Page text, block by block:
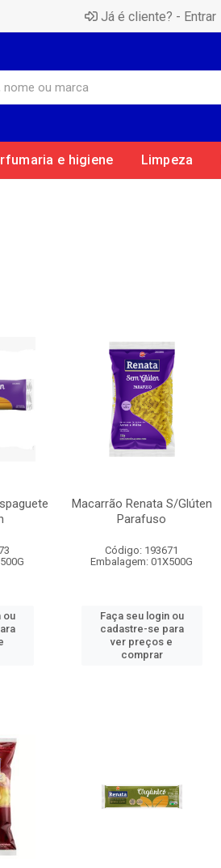
Já é cliente? - Entrar
e higiene Limpeza
ou
Macarrão Renata S/Glúten
Parafuso
Código: 193671
Embalagem: 01X500G
Faça seu login ou
cadastre-se para
ver preços e
comprar